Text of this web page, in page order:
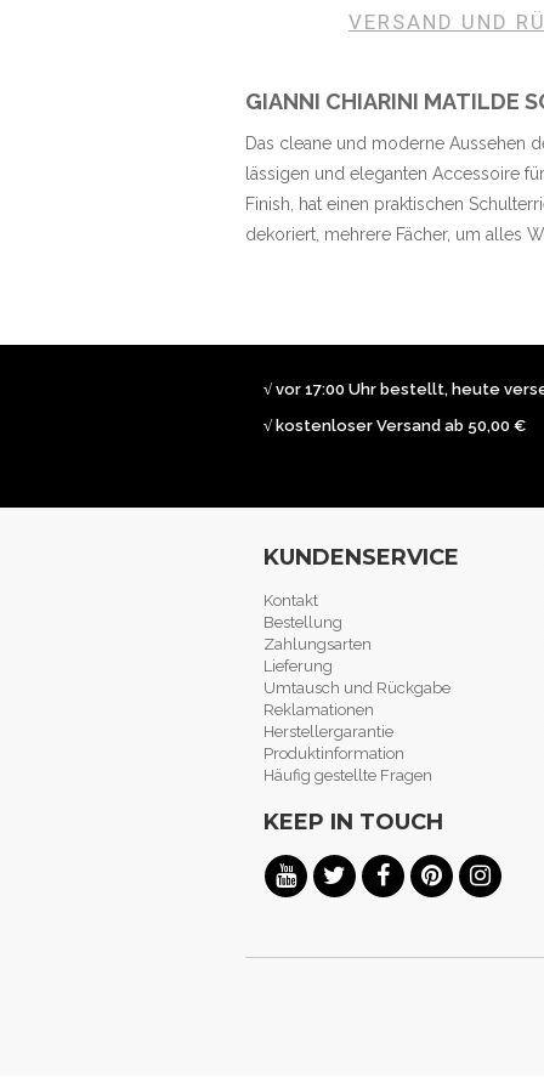
GIANNI CHIARINI MATILDE
Das cleane und moderne Aussehen
lässigen und eleganten Accessoire
Finish, hat einen praktischen
dekoriert, mehrere Fächer, um alles
VERSAND UND
√ vor 17:00 Uhr bestellt, heute
√ kostenloser Versand ab 50,00 €
KUNDENSERVICE
Kontakt
Bestellung
Zahlungsarten
Lieferung
Umtausch und Rückgabe
Reklamationen
Herstellergarantie
Produktinformation
Häufig gestellte Fragen
KEEP IN TOUCH